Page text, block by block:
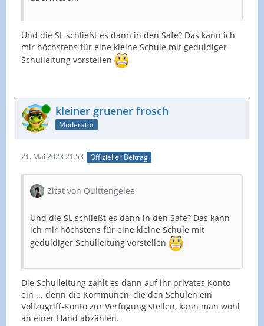
Und die SL schließt es dann in den Safe? Das kann ich
mir höchstens für eine kleine Schule mit geduldiger
Schulleitung vorstellen
Online kleiner gruener frosch
Moderator
21. Mai 2023 21:53 Offizieller Beitrag
Zitat von Quittengelee
Und die SL schließt es dann in den Safe? Das kann
ich mir höchstens für eine kleine Schule mit
geduldiger Schulleitung vorstellen
Die Schulleitung zahlt es dann auf ihr privates Konto
ein ... denn die Kommunen, die den Schulen ein
Vollzugriff-Konto zur Verfügung stellen, kann man wohl
an einer Hand abzählen.